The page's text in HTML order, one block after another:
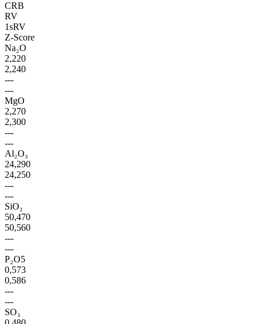
CRB
RV
1sRV
Z-Score
Na₂O
2,220
2,240
---
---
MgO
2,270
2,300
---
---
Al₂O₃
24,290
24,250
---
---
SiO₂
50,470
50,560
---
---
P₂O5
0,573
0,586
---
---
SO₃